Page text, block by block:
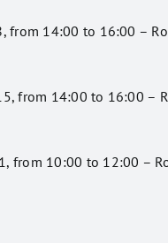
from 14:00 to 16:00 –
from 14:00 to 16:00 –
from 10:00 to 12:00 –